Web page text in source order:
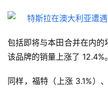
包括即将与本田合并在内的
该品牌的销量上涨了 12.4%。
同样，福特（上涨 3.1%）